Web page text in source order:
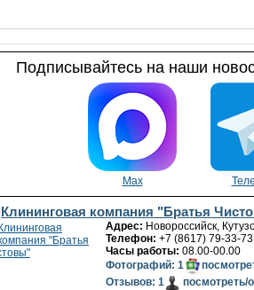
Подписывайтесь на наши
Max
Клининговая компания "Братья
Адрес: Новороссийск,
Телефон: +7 (8617) 79-33-73
Часы работы: 08.00-00.00
Фотографий: 1
Отзывов: 1
посмотреть/